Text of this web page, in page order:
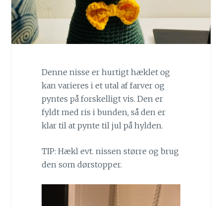
Denne nisse er hurtigt hæklet og
kan varieres i et utal af farver og
pyntes på forskelligt vis. Den er
fyldt med ris i bunden, så den er
klar til at pynte til jul på hylden.
TIP: Hækl evt. nissen større og brug
den som dørstopper.